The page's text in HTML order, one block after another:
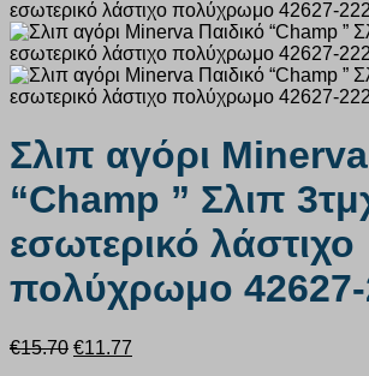
Σλιπ αγόρι
“Champ ” Σλιπ
εσωτερικό λάστιχο
πολύχρωμο 42627-
€15.70 Original
€11.77